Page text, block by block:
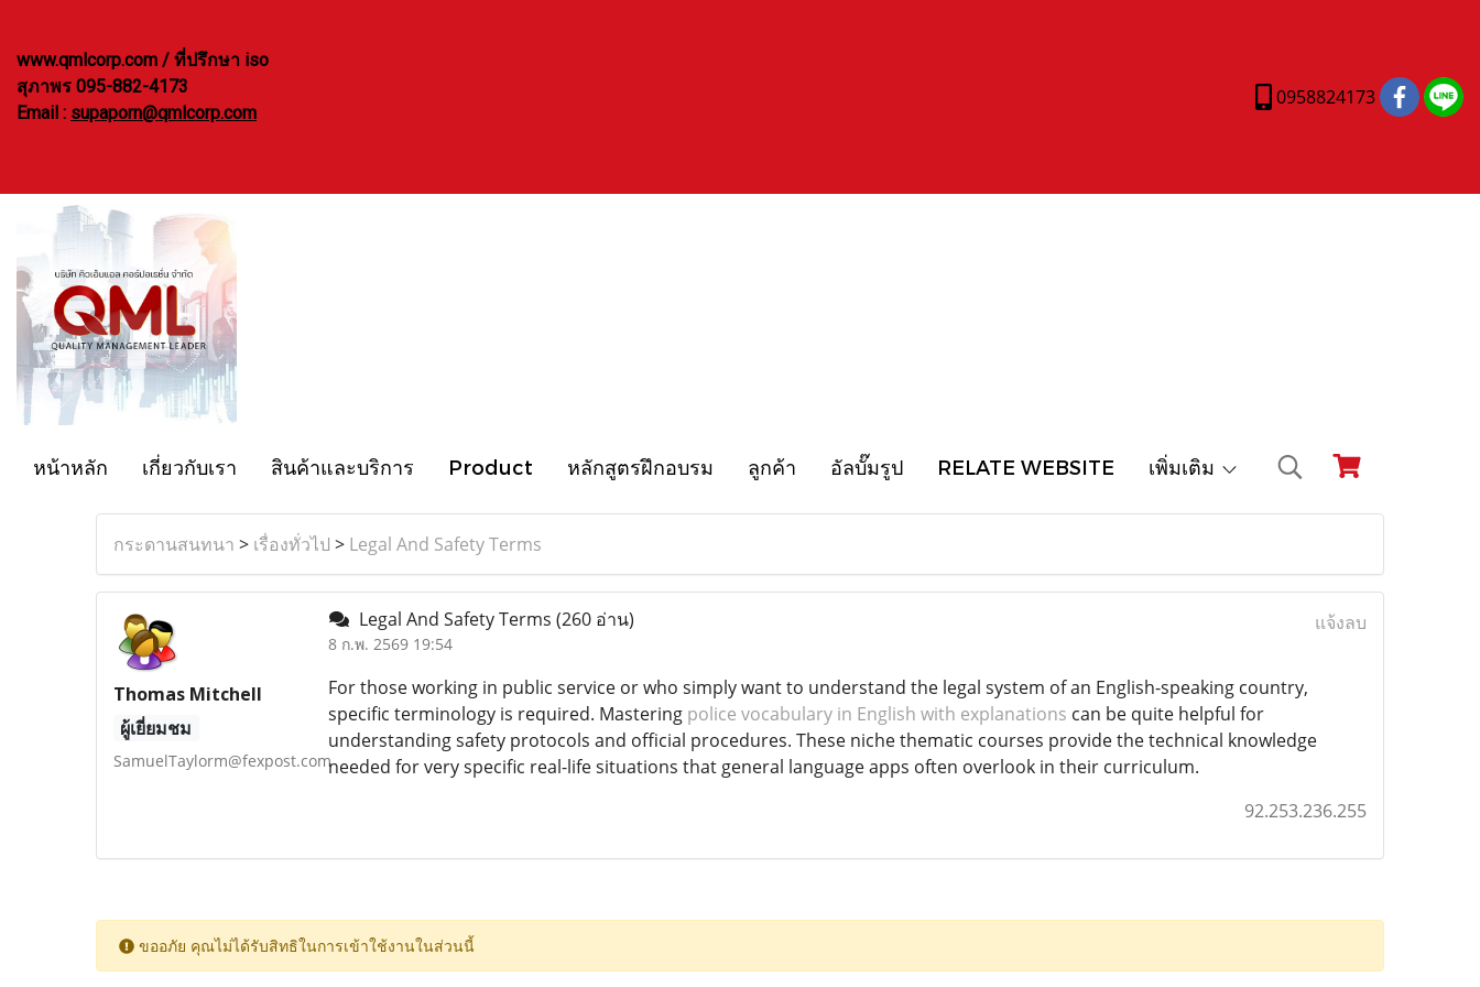
www.qmlcorp.com / ที่ปรึกษา iso
สุภาพร 095-882-4173
Email : supaporn@qmlcorp.com
0958824173
หน้าหลัก เกี่ยวกับเรา สินค้าและบริการ Product หลักสูตรฝึกอบรม ลูกค้า อัลบั๊มรูป RELATE WEBSITE เพิ่มเติม
กระดานสนทนา > เรื่องทั่วไป > Legal And Safety Terms
Thomas Mitchell
ผู้เยี่ยมชม
SamuelTaylorm@fexpost.com
Legal And Safety Terms (260 อ่าน)
8 ก.พ. 2569 19:54
แจ้งลบ
For those working in public service or who simply want to understand the legal system of an English-speaking country,
specific terminology is required. Mastering police vocabulary in English with explanations can be quite helpful for
understanding safety protocols and official procedures. These niche thematic courses provide the technical knowledge
needed for very specific real-life situations that general language apps often overlook in their curriculum.
92.253.236.255
ขออภัย คุณไม่ได้รับสิทธิในการเข้าใช้งานในส่วนนี้